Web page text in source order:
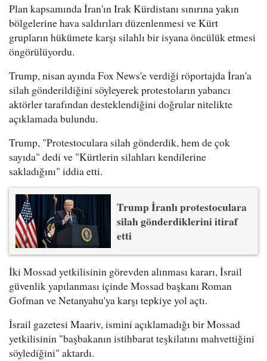
Plan kapsamında İran'ın Irak Kürdistanı sınırına yakın
bölgelerine hava saldırıları düzenlenmesi ve Kürt
grupların hükümete karşı silahlı bir isyana öncülük etmesi
öngörülüyordu.
Trump, nisan ayında Fox News'e verdiği röportajda İran'a
silah gönderildiğini söyleyerek protestoların yabancı
aktörler tarafından desteklendiğini doğrular nitelikte
açıklamada bulundu.
Trump, "Protestoculara silah gönderdik, hem de çok
sayıda" dedi ve "Kürtlerin silahları kendilerine
sakladığını" iddia etti.
Trump İranlı protestoculara
silah gönderdiklerini itiraf
etti
İki Mossad yetkilisinin görevden alınması kararı, İsrail
güvenlik yapılanması içinde Mossad başkanı Roman
Gofman ve Netanyahu'ya karşı tepkiye yol açtı.
İsrail gazetesi Maariv, ismini açıklamadığı bir Mossad
yetkilisinin "başbakanın istihbarat teşkilatını mahvettiğini
söylediğini" aktardı.